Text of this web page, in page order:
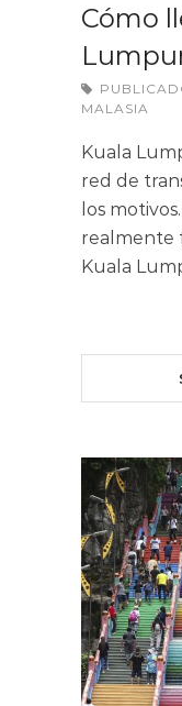
Cómo
MALASIA
Kuala
red de
los
realmente
Kuala